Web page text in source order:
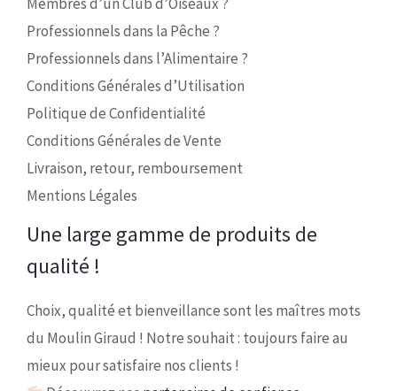
Professionnels dans la Pêche ?
Professionnels dans l’Alimentaire ?
Conditions Générales d’Utilisation
Politique de Confidentialité
Conditions Générales de Vente
Livraison, retour, remboursement
Mentions Légales
Une large gamme de produits de
qualité !
Choix, qualité et bienveillance sont les maîtres mots
du Moulin Giraud ! Notre souhait : toujours faire au
mieux pour satisfaire nos clients !